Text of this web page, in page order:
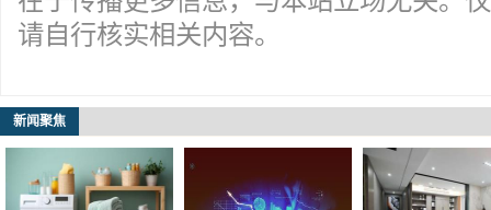
请自行核实相关内容。
新闻聚焦